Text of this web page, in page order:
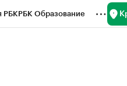
РБКРБК Образование